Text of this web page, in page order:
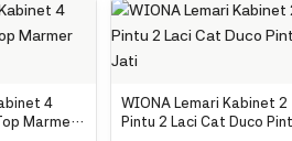
4
Marmer
WIONA Lemari Kabinet 2
Pintu 2 Laci Cat Duco